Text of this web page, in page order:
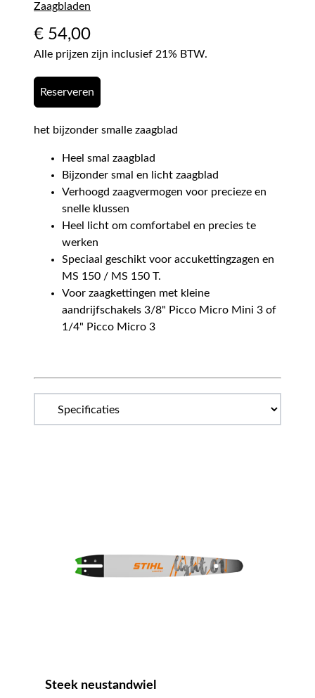
Zaagbladen
€ 54,00
Alle prijzen zijn inclusief 21% BTW.
Reserveren
het bijzonder smalle zaagblad
Heel smal zaagblad
Bijzonder smal en licht zaagblad
Verhoogd zaagvermogen voor precieze en
snelle klussen
Heel licht om comfortabel en precies te
werken
Speciaal geschikt voor accukettingzagen en
MS 150 / MS 150 T.
Voor zaagkettingen met kleine
aandrijfschakels 3/8" Picco Micro Mini 3 of
1/4" Picco Micro 3
Steek neustandwiel